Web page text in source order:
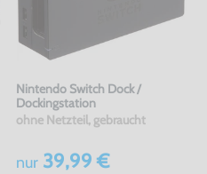
Nintendo Switch Dock /
Dockingstation
ohne Netzteil, gebraucht
nur39,99 €